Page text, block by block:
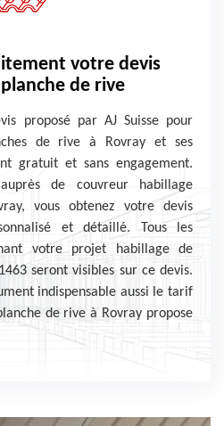
votre devis
de rive
proposé par AJ Suisse pour
de rive à Rovray et ses
gratuit et sans engagement.
de couvreur habillage
vous obtenez votre devis
et détaillé. Tous les
votre projet habillage de
seront visibles sur ce devis.
indispensable aussi le tarif
de rive à Rovray propose